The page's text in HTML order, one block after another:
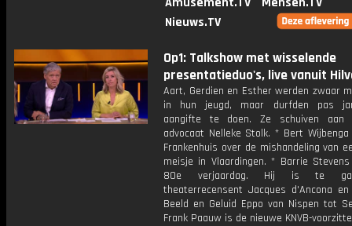
Nieuws.TV
Op1: Talkshow met wisselende
presentatieduo's, live vanuit
Aart, Gerdien en Esther werden zwaar
in hun jeugd, maar durfden pas
aangifte te doen. Ze schuiven aan
advocaat Nelleke Stolk. * Bert Wijbenga
Frankenhuis over de mishandeling van
meisje in Vlaardingen. * Barrie
80e verjaardag. Hij is te
theaterrecensent Jacques d'Ancona
Beeld en Geluid Eppo van Nispen tot
Frank Paauw is de nieuwe KNVB-